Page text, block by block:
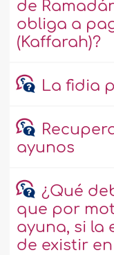
de
obliga a
(Kaffarah)?
La fidia
ayunos
¿Qué
que por
ayuna, si la
de existir